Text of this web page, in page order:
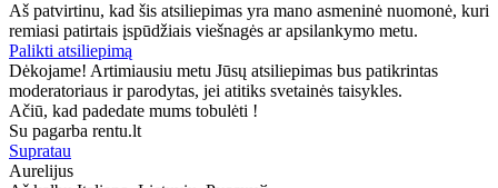
Aš patvirtinu, kad šis atsiliepimas yra mano asmeninė nuomonė, kuri
remiasi patirtais įspūdžiais viešnagės ar apsilankymo metu.
Palikti atsiliepimą
Dėkojame! Artimiausiu metu Jūsų atsiliepimas bus patikrintas
moderatoriaus ir parodytas, jei atitiks svetainės taisykles.
Ačiū, kad padedate mums tobulėti !
Su pagarba rentu.lt
Supratau
Aurelijus